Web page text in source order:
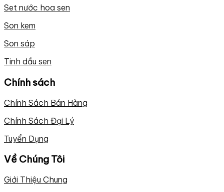
Set nước hoa sen
Son kem
Son sáp
Tinh dầu sen
Chính sách
Chính Sách Bán Hàng
Chính Sách Đại Lý
Tuyển Dụng
Về Chúng Tôi
Giới Thiệu Chung